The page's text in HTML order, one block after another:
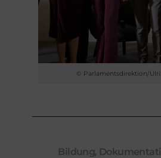
© Parlamentsdirektion/
Bildung,